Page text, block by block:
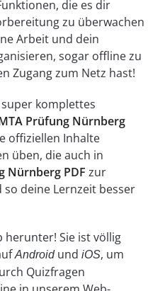
die es dir
zu überwachen
Arbeit und dein
sogar offline zu
Zugang zum Netz hast!
komplettes
Prüfung Nürnberg
offiziellen Inhalte
üben, die auch in
Nürnberg PDF zur
deine Lernzeit besser
herunter! Sie ist völlig
Androidund iOS, um
Quizfragen